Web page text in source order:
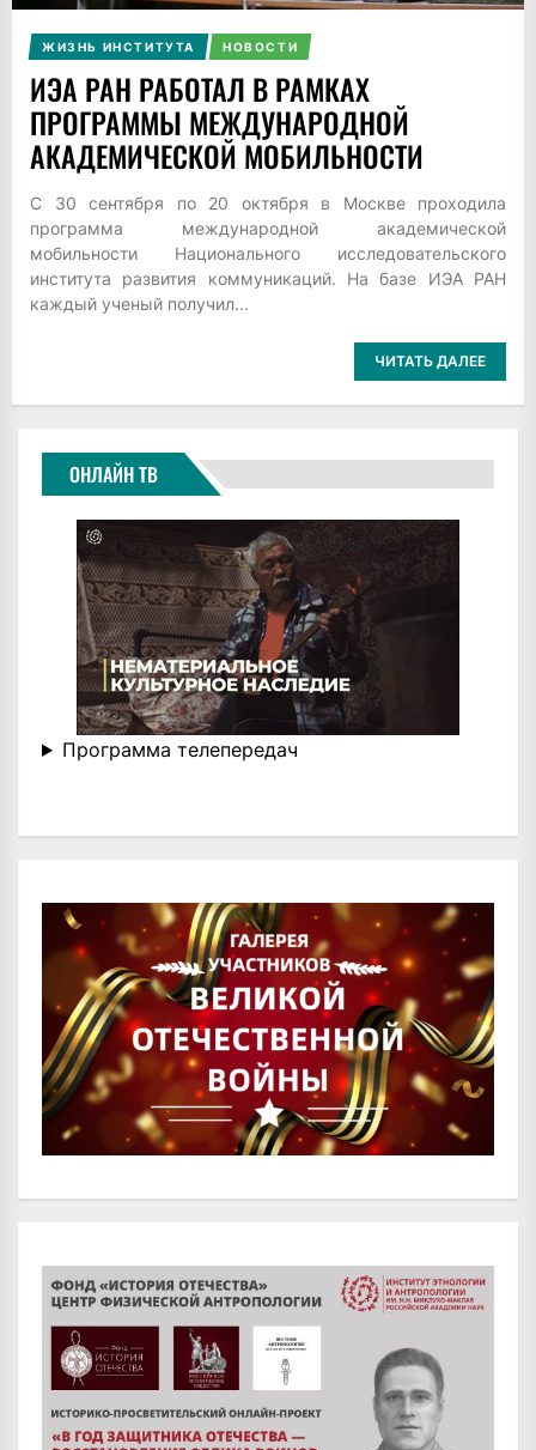
ЖИЗНЬ ИНСТИТУТА НОВОСТИ
ИЭА РАН РАБОТАЛ В РАМКАХ
ПРОГРАММЫ МЕЖДУНАРОДНОЙ
АКАДЕМИЧЕСКОЙ МОБИЛЬНОСТИ
С 30 сентября по 20 октября в Москве проходила
программа международной академической
мобильности Национального исследовательского
института развития коммуникаций. На базе ИЭА РАН
каждый ученый получил...
ЧИТАТЬ ДАЛЕЕ
ОНЛАЙН ТВ
Программа телепередач